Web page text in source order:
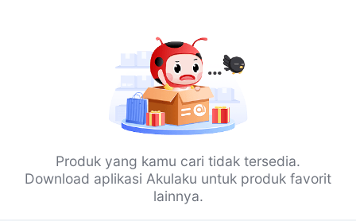
Produk yang kamu cari tidak tersedia.
Download aplikasi Akulaku untuk produk favorit
lainnya.